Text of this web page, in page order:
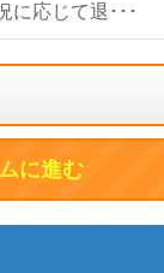
応じて退･･･
に進む